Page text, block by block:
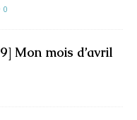
0
Mon mois d’avril